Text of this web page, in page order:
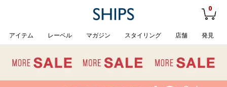
0
アイテム レーベル マガジン スタイリング 店舗 発見